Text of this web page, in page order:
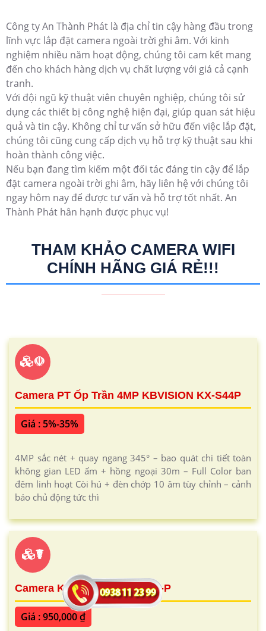
Công ty An Thành Phát là địa chỉ tin cậy hàng đầu trong
lĩnh vực lắp đặt camera ngoài trời ghi âm. Với kinh
nghiệm nhiều năm hoạt động, chúng tôi cam kết mang
đến cho khách hàng dịch vụ chất lượng với giá cả cạnh
tranh.
Với đội ngũ kỹ thuật viên chuyên nghiệp, chúng tôi sử
dụng các thiết bị công nghệ hiện đại, giúp quan sát hiệu
quả và tin cậy. Không chỉ tư vấn sở hữu đến việc lắp đặt,
chúng tôi cũng cung cấp dịch vụ hỗ trợ kỹ thuật sau khi
hoàn thành công việc.
Nếu bạn đang tìm kiếm một đối tác đáng tin cậy để lắp
đặt camera ngoài trời ghi âm, hãy liên hệ với chúng tôi
ngay hôm nay để được tư vấn và hỗ trợ tốt nhất. An
Thành Phát hân hạnh được phục vụ!
THAM KHẢO CAMERA WIFI
CHÍNH HÃNG GIÁ RẺ!!!
☫
Camera PT Ốp Trần 4MP KBVISION KX-S44P
Giá : 5%-35%
4MP sắc nét + quay ngang 345° – bao quát chi tiết toàn
không gian LED ấm + hồng ngoại 30m – Full Color ban
đêm linh hoạt Còi hú + đèn chớp 10 âm tùy chỉnh – cảnh
báo chủ động tức thì
☤
Camera Kbvision KX-2012S4-P
Giá : 950,000 ₫